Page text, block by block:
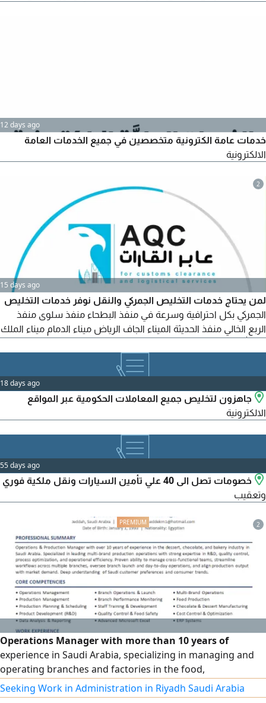
12 days ago
خدمات عامة الكترونية متخصصين في جميع الخدمات العامة
الالكترونية
2
15 days ago
لمن يحتاج خدمات التخليص الجمركي والنقل نوفر خدمات التخليص
الجمركي بكل احترافية وسرعة في منفذ البطحاء منفذ سلوى منفذ
الربع الخالي منفذ الحديثة الميناء الجاف الرياض ميناء الدمام ميناء الملك
متابعة مستمرة حتى استلام الشحنة خدمة موثوقة للأفراد والشركات
18 days ago
جاهزون لتخليص جميع المعاملات الحكومية عبر المواقع
الالكترونية
55 days ago
خصومات تصل الى 40 علي تأمين السيارات ونقل ملكية فوري
وتعقيب
2
Operations Manager with more than 10 years of
experience in Saudi Arabia, specializing in managing and
operating branches and factories in the food,
confectionery, bakery, and chocolate sector, leading work
teams, developing processes, improving efficiency, and
Seeking Work in Administration in Riyadh Saudi Arabia